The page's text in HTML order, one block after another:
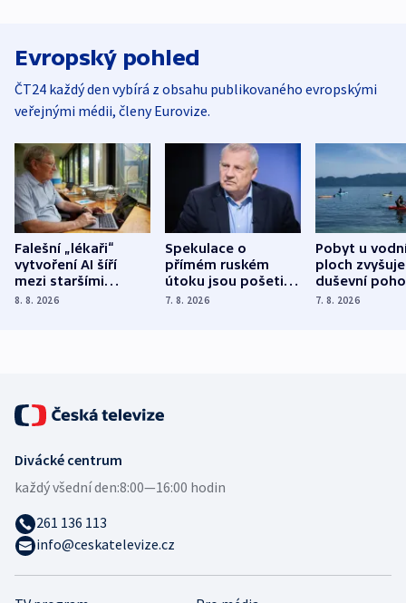
Evropský pohled
ČT24 každý den vybírá z obsahu publikovaného evropskými
veřejnými médii, členy Eurovize.
Falešní „lékaři“
vytvoření AI šíří
mezi staršími
Poláky nebezpečné
8. 8. 2026
Spekulace o
přímém ruském
útoku jsou pošetilé,
míní estonský
7. 8. 2026
Pobyt u
ploch zvyšuje
duševní
ukázala
7. 8. 2026
Divácké centrum
každý všední den:8:00—16:00 hodin
261 136 113
info@ceskatelevize.cz